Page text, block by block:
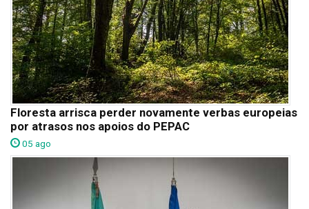
Floresta arrisca perder novamente verbas europeias
por atrasos nos apoios do PEPAC
05 ago